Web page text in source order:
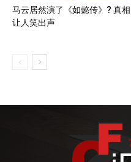
马云居然演了《如懿传》? 真相
让人笑出声